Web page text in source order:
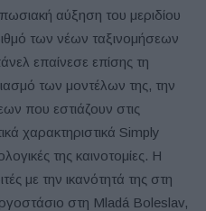
αύξηση του μεριδίου
των νέων ταξινομήσεων
επαίνεσε επίσης τη
των μοντέλων της, την
που εστιάζουν στις
χαρακτηριστικά Simply
της καινοτομίες. Η
με την ικανότητά της στη
στη Mladá Boleslav,